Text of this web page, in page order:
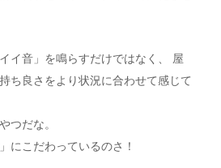
イ音」を鳴らすだけではなく、 屋
ち良さをより状況に合わせて感じて
つだな。
にこだわっているのさ！